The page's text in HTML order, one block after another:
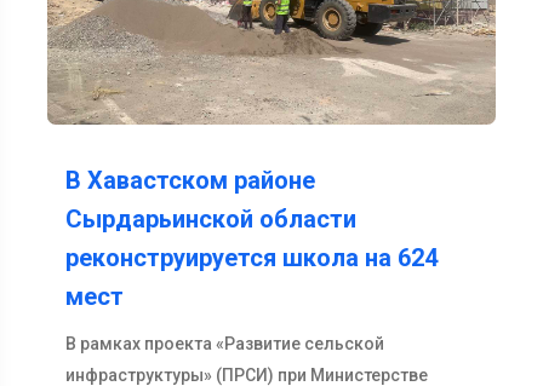
В Хавастском районе
Сырдарьинской области
реконструируется школа на 624
мест
В рамках проекта «Развитие сельской
инфраструктуры» (ПРСИ) при Министерстве